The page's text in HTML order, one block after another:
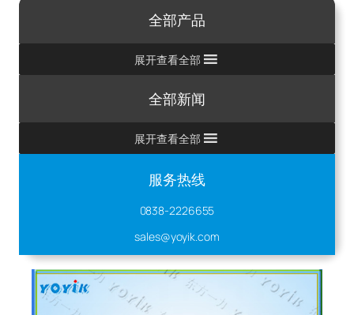
全部产品
展开查看全部
全部新闻
展开查看全部
服务热线
0838-2226655
sales@yoyik.com